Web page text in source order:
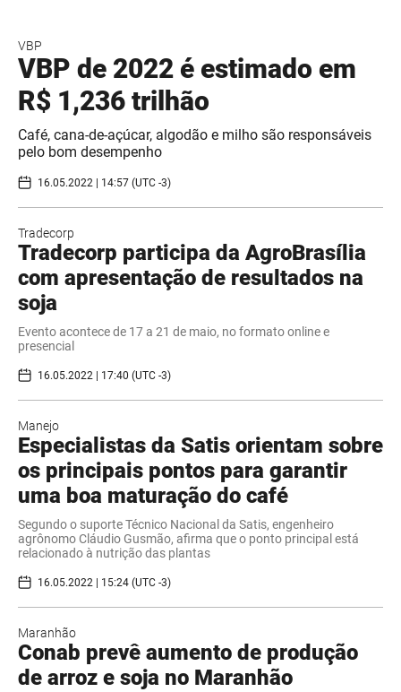
VBP
VBP de 2022 é estimado em
R$ 1,236 trilhão
Café, cana-de-açúcar, algodão e milho são responsáveis
pelo bom desempenho
16.05.2022 | 14:57 (UTC -3)
Tradecorp
Tradecorp participa da AgroBrasília
com apresentação de resultados na
soja
Evento acontece de 17 a 21 de maio, no formato online e
presencial
16.05.2022 | 17:40 (UTC -3)
Manejo
Especialistas da Satis orientam sobre
os principais pontos para garantir
uma boa maturação do café
Segundo o suporte Técnico Nacional da Satis, engenheiro
agrônomo Cláudio Gusmão, afirma que o ponto principal está
relacionado à nutrição das plantas
16.05.2022 | 15:24 (UTC -3)
Maranhão
Conab prevê aumento de produção
de arroz e soja no Maranhão